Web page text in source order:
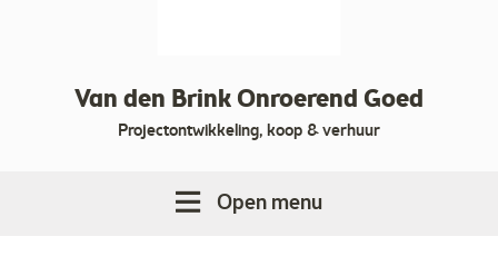
Van den Brink Onroerend Goed
Projectontwikkeling, koop & verhuur
Open menu